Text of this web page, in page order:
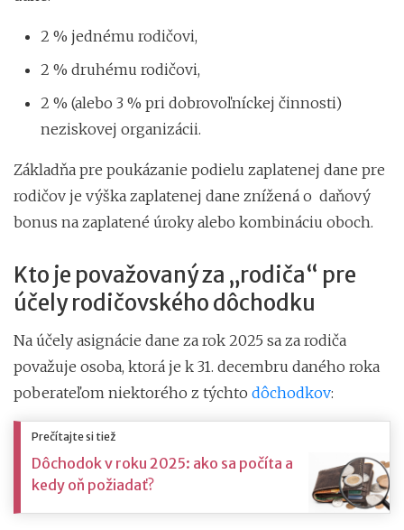
2 % jednému rodičovi,
2 % druhému rodičovi,
2 % (alebo 3 % pri dobrovoľníckej činnosti)
neziskovej organizácii.
Základňa pre poukázanie podielu zaplatenej dane pre
rodičov je výška zaplatenej dane znížená o daňový
bonus na zaplatené úroky alebo kombináciu oboch.
Kto je považovaný za „rodiča“ pre
účely rodičovského dôchodku
Na účely asignácie dane za rok 2025 sa za rodiča
považuje osoba, ktorá je k 31. decembru daného roka
poberateľom niektorého z týchto dôchodkov:
Prečítajte si tiež
Dôchodok v roku 2025: ako sa počíta a
kedy oň požiadať?